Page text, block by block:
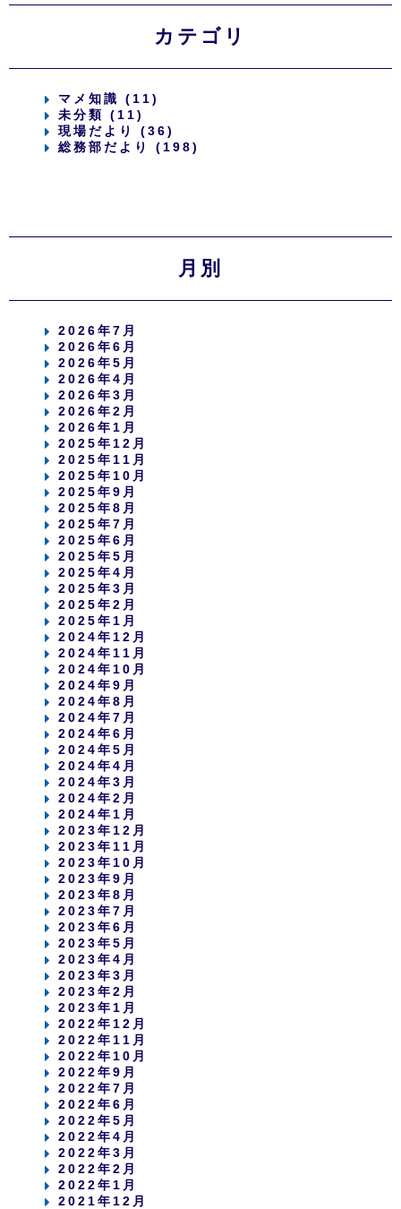
カテゴリ
マメ知識 (11)
未分類 (11)
現場だより (36)
総務部だより (198)
月別
2026年7月
2026年6月
2026年5月
2026年4月
2026年3月
2026年2月
2026年1月
2025年12月
2025年11月
2025年10月
2025年9月
2025年8月
2025年7月
2025年6月
2025年5月
2025年4月
2025年3月
2025年2月
2025年1月
2024年12月
2024年11月
2024年10月
2024年9月
2024年8月
2024年7月
2024年6月
2024年5月
2024年4月
2024年3月
2024年2月
2024年1月
2023年12月
2023年11月
2023年10月
2023年9月
2023年8月
2023年7月
2023年6月
2023年5月
2023年4月
2023年3月
2023年2月
2023年1月
2022年12月
2022年11月
2022年10月
2022年9月
2022年7月
2022年6月
2022年5月
2022年4月
2022年3月
2022年2月
2022年1月
2021年12月